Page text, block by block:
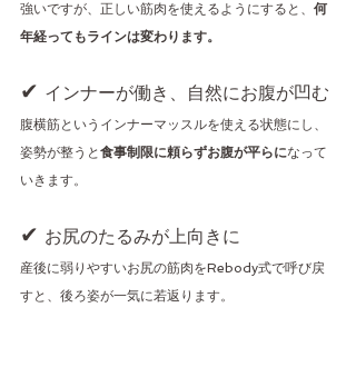
強いですが、正しい筋肉を使えるようにすると、 何
年経ってもラインは変わります。
✔ インナーが働き、自然にお腹が凹む
腹横筋というインナーマッスルを使える状態にし、
姿勢が整うと 食事制限に頼らずお腹が平らになって
いきます。
✔ お尻のたるみが上向きに
産後に弱りやすいお尻の筋肉をRebody式で呼び戻
すと、後ろ姿が一気に若返ります。